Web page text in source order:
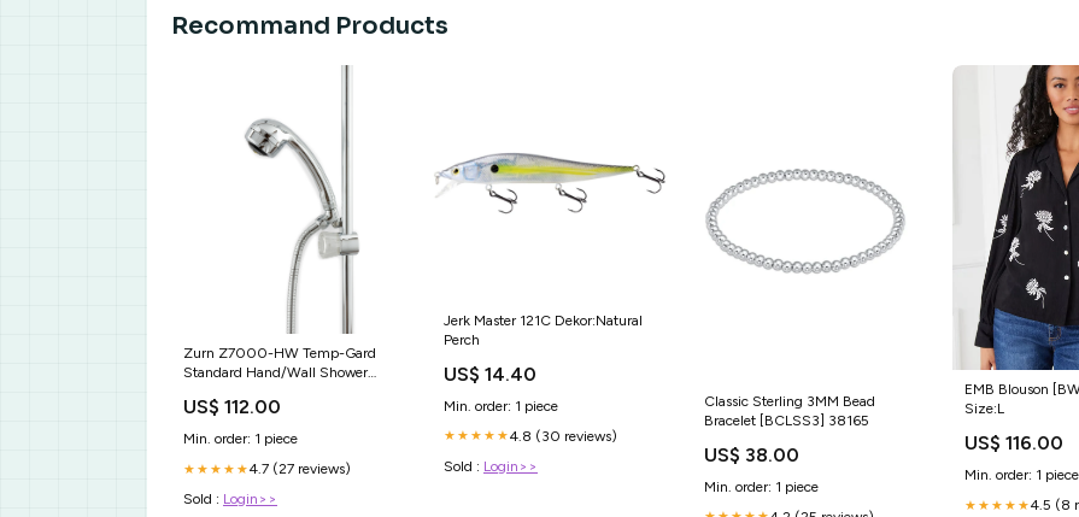
Recommand Products
Zurn Z7000-HW Temp-Gard
Standard Hand/Wall Shower
Hose, and 24" Slide Bar in
Chrome Frame Material-Stainless
US$ 112.00
Min. order: 1 piece
★★★★★4.7 (27 reviews)
Sold : Login>>
Jerk Master 121C Dekor:Natural
Perch
US$ 14.40
Min. order: 1 piece
★★★★★4.8 (30 reviews)
Sold : Login>>
Classic Sterling 3MM Bead
Bracelet [BCLSS3] 38165
US$ 38.00
Min. order: 1 piece
EMB Blouson
Size:L
US$ 116.00
Min. order: 1 piece
★★★★★4.5 (8